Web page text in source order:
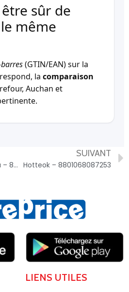
sûr de
même
(GTIN/EAN) sur la
la comparaison
Auchan et
Snacks de duet extra – 892121700521002356
SUIVANT
Hotteok – 8801068087253
LIENS UTILES